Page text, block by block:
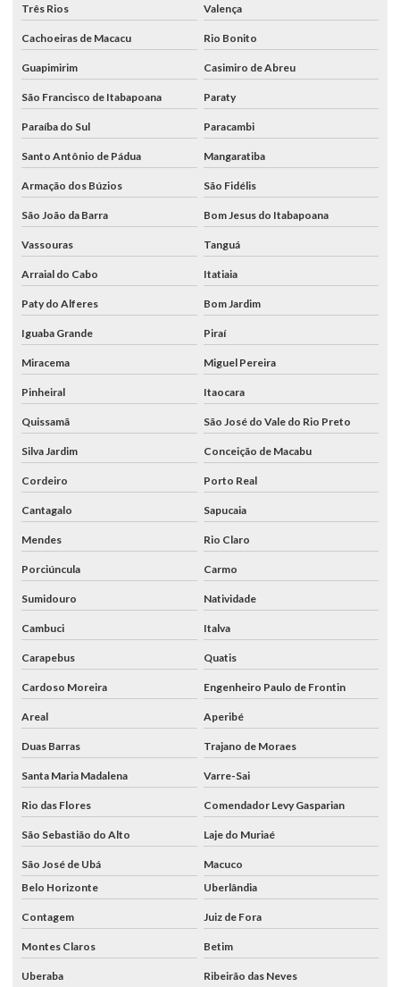
Três Rios Valença
Cachoeiras de Macacu Rio Bonito
Guapimirim Casimiro de Abreu
São Francisco de Itabapoana Paraty
Paraíba do Sul Paracambi
Santo Antônio de Pádua Mangaratiba
Armação dos Búzios São Fidélis
São João da Barra Bom Jesus do Itabapoana
Vassouras Tanguá
Arraial do Cabo Itatiaia
Paty do Alferes Bom Jardim
Iguaba Grande Piraí
Miracema Miguel Pereira
Pinheiral Itaocara
Quissamã São José do Vale do Rio Preto
Silva Jardim Conceição de Macabu
Cordeiro Porto Real
Cantagalo Sapucaia
Mendes Rio Claro
Porciúncula Carmo
Sumidouro Natividade
Cambuci Italva
Carapebus Quatis
Cardoso Moreira Engenheiro Paulo de Frontin
Areal Aperibé
Duas Barras Trajano de Moraes
Santa Maria Madalena Varre-Sai
Rio das Flores Comendador Levy Gasparian
São Sebastião do Alto Laje do Muriaé
São José de Ubá
Macuco
Belo Horizonte
Uberlândia
Contagem Juiz de Fora
Montes Claros Betim
Uberaba Ribeirão das Neves